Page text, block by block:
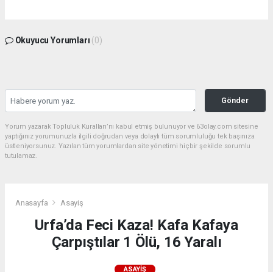
Okuyucu Yorumları (0)
Gönder
Yorum yazarak Topluluk Kuralları’nı kabul etmiş bulunuyor ve 63olay.com sitesine
yaptığınız yorumunuzla ilgili doğrudan veya dolaylı tüm sorumluluğu tek başınıza
üstleniyorsunuz. Yazılan tüm yorumlardan site yönetimi hiçbir şekilde sorumlu
tutulamaz.
Anasayfa Asayiş
Urfa’da Feci Kaza! Kafa Kafaya
Çarpıştılar 1 Ölü, 16 Yaralı
ASAYIŞ